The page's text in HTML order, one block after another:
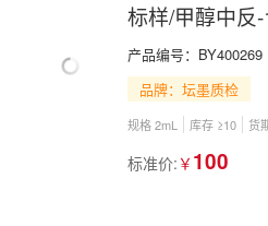
标样/甲醇中反
产品编号： BY400269
品牌：坛墨质检
规格 2mL 库存 ≥10 货
标准价: ￥ 100